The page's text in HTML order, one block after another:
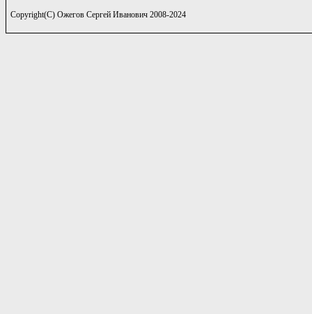
Copyright(C) Ожегов Сергей Иванович 2008-2024